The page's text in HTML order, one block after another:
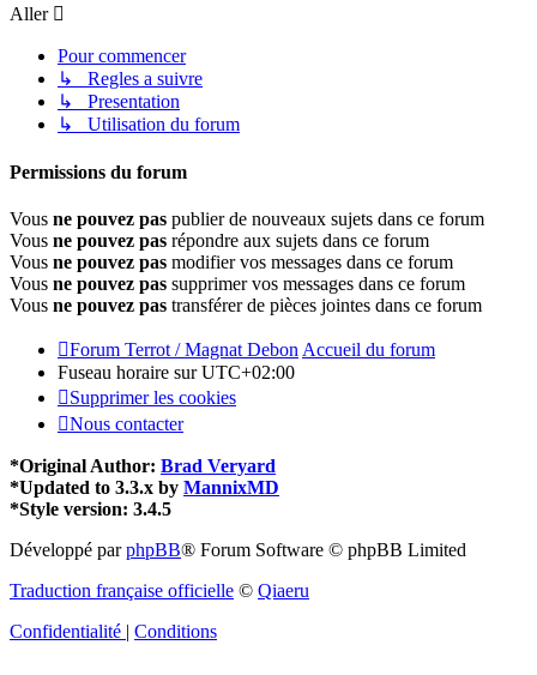
Aller
Pour commencer
↳ Regles a suivre
↳ Presentation
↳ Utilisation du forum
Permissions du forum
Vous ne pouvez pas publier de nouveaux sujets dans ce forum
Vous ne pouvez pas répondre aux sujets dans ce forum
Vous ne pouvez pas modifier vos messages dans ce forum
Vous ne pouvez pas supprimer vos messages dans ce forum
Vous ne pouvez pas transférer de pièces jointes dans ce forum
Forum Terrot / Magnat Debon Accueil du forum
Fuseau horaire surUTC+02:00
Supprimer les cookies
Nous contacter
*Original Author: Brad Veryard
*Updated to 3.3.x by MannixMD
*Style version: 3.4.5
Développé parphpBB® Forum Software © phpBB Limited
Traduction française officielle © Qiaeru
Confidentialité | Conditions